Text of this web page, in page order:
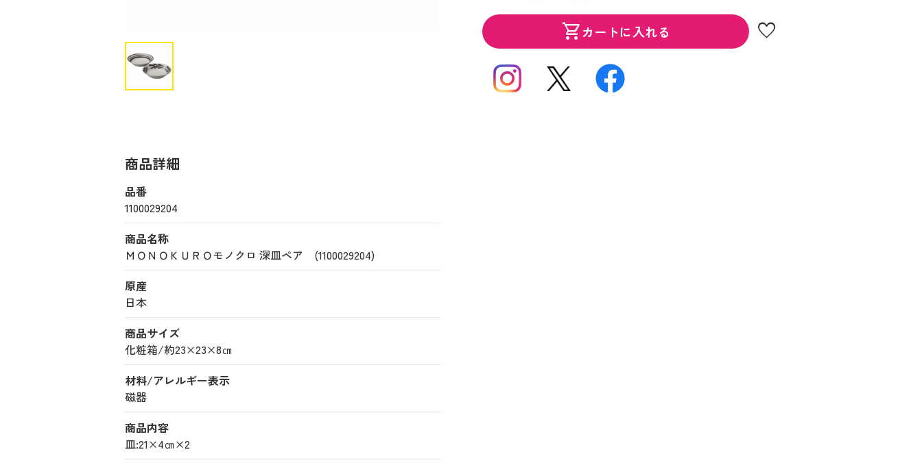
shopping_cartカートに入れる favorite
商品詳細
品番
1100029204
商品名称
ＭＯＮＯＫＵＲＯモノクロ 深皿ペア (1100029204)
原産
日本
商品サイズ
化粧箱/約23×23×8㎝
材料/アレルギー表示
磁器
商品内容
皿:21×4㎝×2